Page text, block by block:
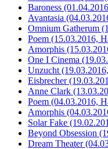
Baroness
Avantasia
Omnium Gatherum
Poem (15.03.2016,
Amorphis
One I Cinema
Unzucht
Eisbrecher
Anne Clark
Poem (04.03.2016,
Amorphis
Solar Fake
Beyond Obsession
Dream Theater